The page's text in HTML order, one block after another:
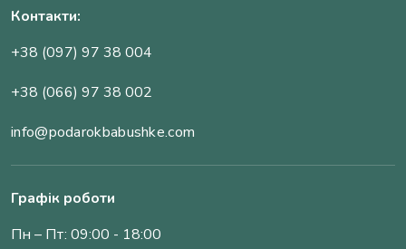
Контакти:
+38 (097) 97 38 004
+38 (066) 97 38 002
info@podarokbabushke.com
Графік роботи
Пн – Пт: 09:00 - 18:00